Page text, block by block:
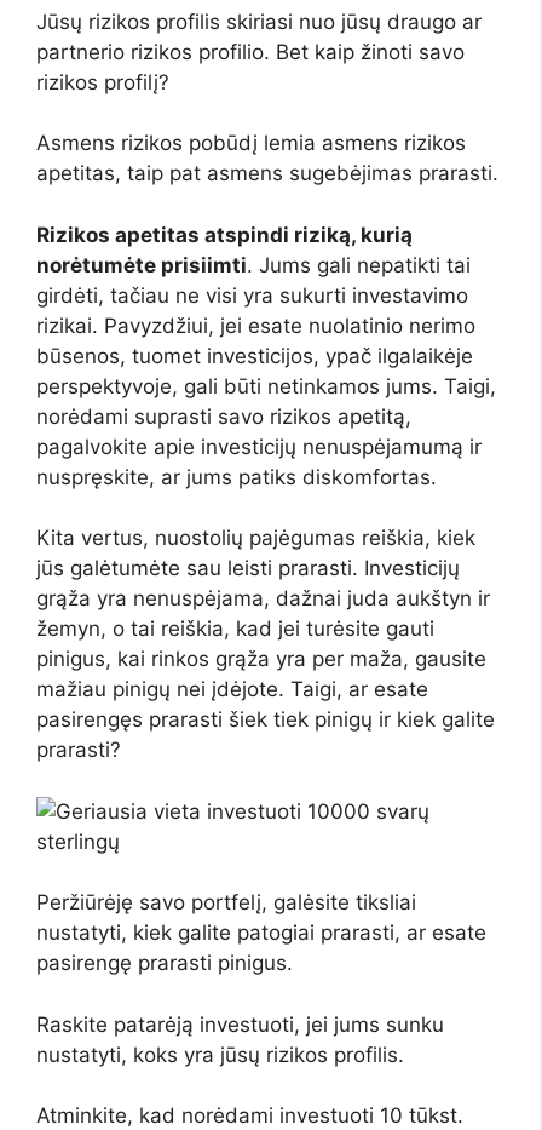
Jūsų rizikos profilis skiriasi nuo jūsų draugo ar
partnerio rizikos profilio. Bet kaip žinoti savo
rizikos profilį?
Asmens rizikos pobūdį lemia asmens rizikos
apetitas, taip pat asmens sugebėjimas prarasti.
Rizikos apetitas atspindi riziką, kurią
norėtumėte prisiimti. Jums gali nepatikti tai
girdėti, tačiau ne visi yra sukurti investavimo
rizikai. Pavyzdžiui, jei esate nuolatinio nerimo
būsenos, tuomet investicijos, ypač ilgalaikėje
perspektyvoje, gali būti netinkamos jums. Taigi,
norėdami suprasti savo rizikos apetitą,
pagalvokite apie investicijų nenuspėjamumą ir
nuspręskite, ar jums patiks diskomfortas.
Kita vertus, nuostolių pajėgumas reiškia, kiek
jūs galėtumėte sau leisti prarasti. Investicijų
grąža yra nenuspėjama, dažnai juda aukštyn ir
žemyn, o tai reiškia, kad jei turėsite gauti
pinigus, kai rinkos grąža yra per maža, gausite
mažiau pinigų nei įdėjote. Taigi, ar esate
pasirengęs prarasti šiek tiek pinigų ir kiek galite
prarasti?
Peržiūrėję savo portfelį, galėsite tiksliai
nustatyti, kiek galite patogiai prarasti, ar esate
pasirengę prarasti pinigus.
Raskite patarėją investuoti, jei jums sunku
nustatyti, koks yra jūsų rizikos profilis.
Atminkite, kad norėdami investuoti 10 tūkst.